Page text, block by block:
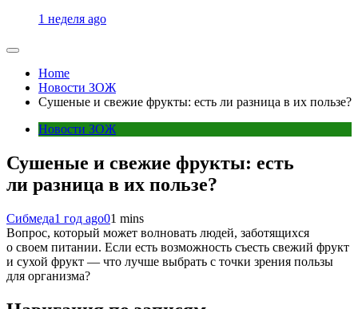
1 неделя ago
Home
Новости ЗОЖ
Сушеные и свежие фрукты: есть ли разница в их пользе?
Новости ЗОЖ
Сушеные и свежие фрукты: есть
ли разница в их пользе?
Сибмеда1 год ago01 mins
Вопрос, который может волновать людей, заботящихся
о своем питании. Если есть возможность съесть свежий фрукт
и сухой фрукт — что лучше выбрать с точки зрения пользы
для организма?